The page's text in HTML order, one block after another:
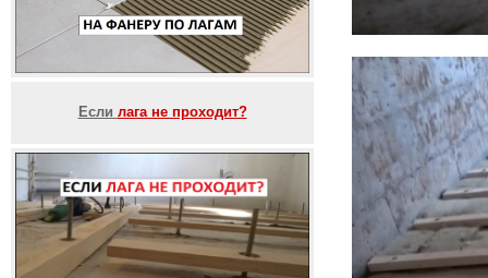
Если лага не проходит?